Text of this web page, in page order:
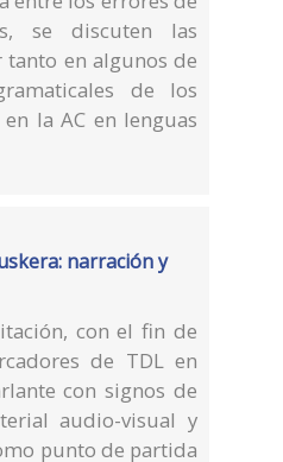
se discuten las
en algunos de
de los
la AC en lenguas
narración y
con el fin de
de TDL en
con signos de
audio-visual y
punto de partida